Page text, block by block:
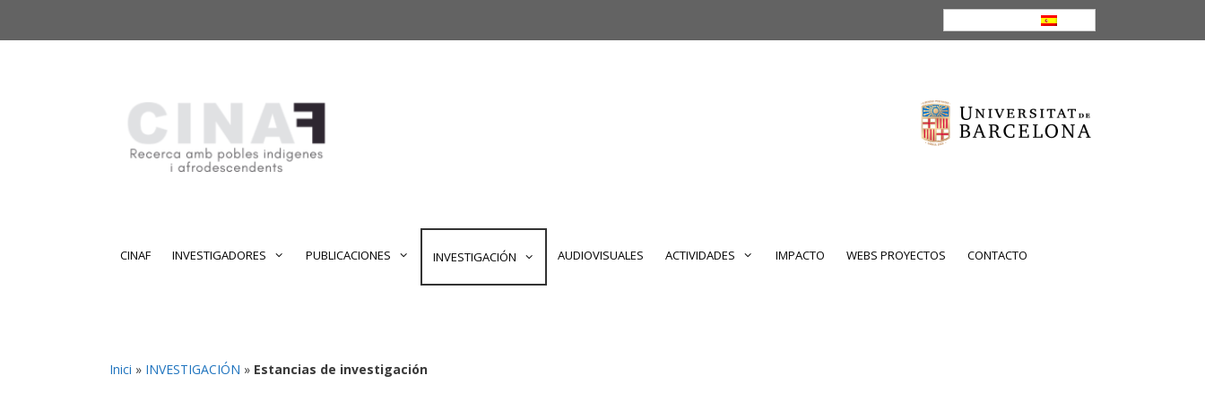
al
al
CINAF INVESTIGADORES PUBLICACIONES INVESTIGACIÓN AUDIOVISUALES ACTIVIDADES IMPACTO WEBS PROYECTOS CONTACTO
Inici » INVESTIGACIÓN » Estancias de investigación